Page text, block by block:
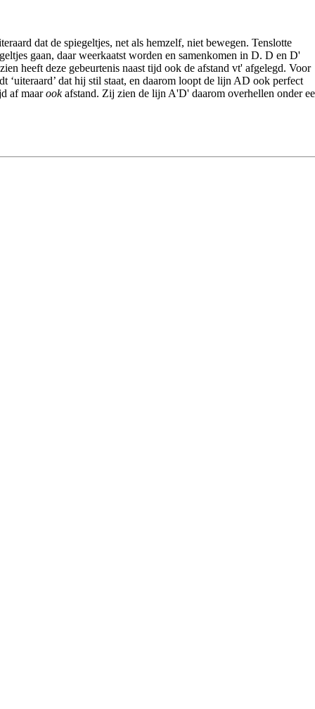
dat de spiegeltjes, net als hemzelf, niet bewegen. Tenslotte
gaan, daar weerkaatst worden en samenkomen in D. D en D'
heeft deze gebeurtenis naast tijd ook de afstand vt' afgelegd. Voor
‘uiteraard’ dat hij stil staat, en daarom loopt de lijn AD ook perfect
af maarookafstand. Zij zien de lijn A'D' daarom overhellen onder